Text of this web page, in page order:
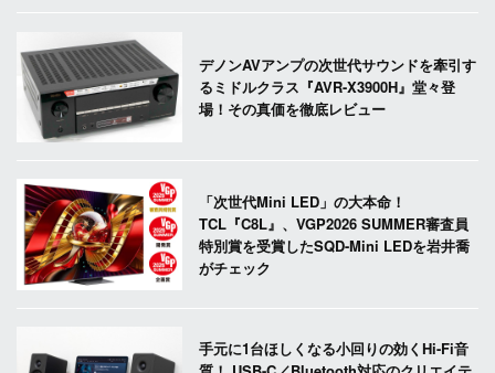
デノンAVアンプの次世代サウンドを牽引す
るミドルクラス『AVR-X3900H』堂々登
場！その真価を徹底レビュー
「次世代Mini LED」の大本命！
TCL『C8L』、VGP2026 SUMMER審査員
特別賞を受賞したSQD-Mini LEDを岩井喬
がチェック
手元に1台ほしくなる小回りの効くHi-Fi音